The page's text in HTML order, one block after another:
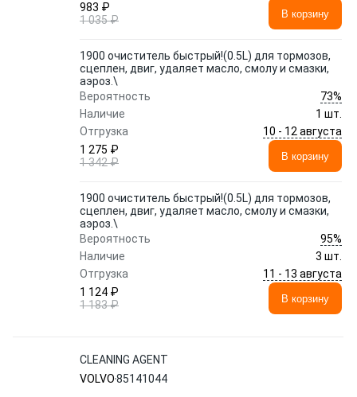
983 ₽
1 035 ₽
В корзину
1900 очиститель быстрый!(0.5L) для тормозов,
сцеплен, двиг, удаляет масло, смолу и смазки,
аэроз.\
Вероятность
73%
Наличие
1 шт.
Отгрузка
10 - 12 августа
1 275 ₽
1 342 ₽
В корзину
1900 очиститель быстрый!(0.5L) для тормозов,
сцеплен, двиг, удаляет масло, смолу и смазки,
аэроз.\
Вероятность
95%
Наличие
3 шт.
Отгрузка
11 - 13 августа
1 124 ₽
1 183 ₽
В корзину
CLEANING AGENT
VOLVO85141044